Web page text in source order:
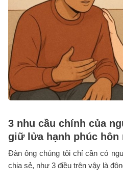
3 nhu cầu chính của
giữ lửa hạnh phúc hôn
Đàn ông chúng tôi chỉ cần có
chia sẻ, như 3 điều trên vậy là